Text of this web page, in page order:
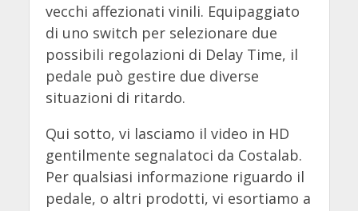
vecchi affezionati vinili. Equipaggiato
di uno switch per selezionare due
possibili regolazioni di Delay Time, il
pedale può gestire due diverse
situazioni di ritardo.
Qui sotto, vi lasciamo il video in HD
gentilmente segnalatoci da Costalab.
Per qualsiasi informazione riguardo il
pedale, o altri prodotti, vi esortiamo a